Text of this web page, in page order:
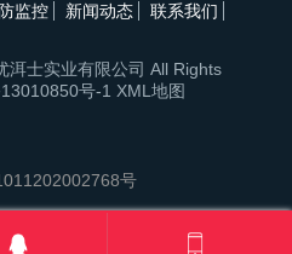
监控 新闻动态 联系我们
士实业有限公司 All Rights
号-1 XML地图
号